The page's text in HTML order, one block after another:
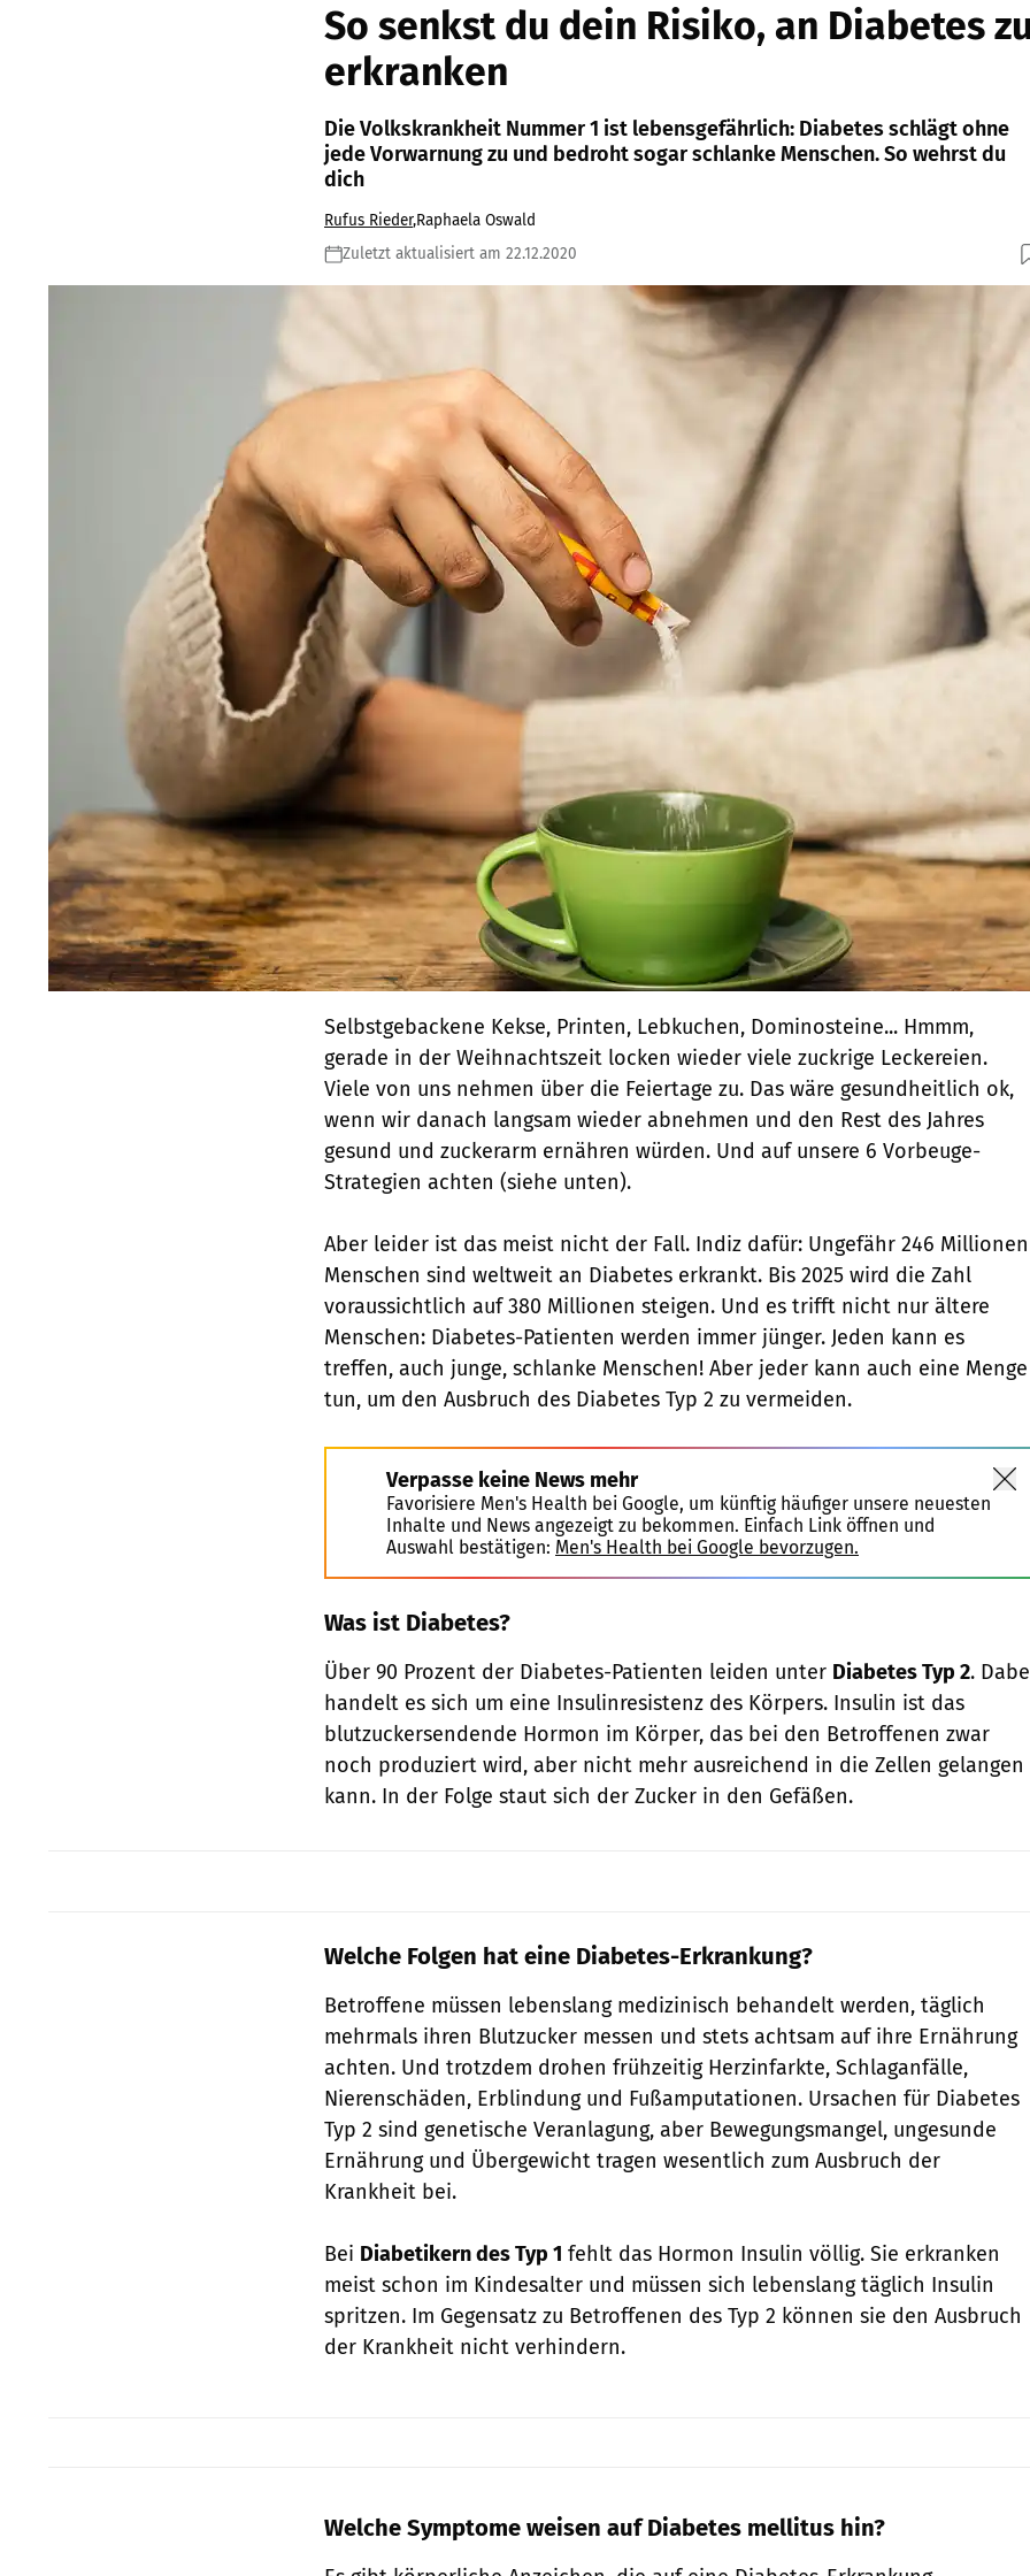
So senkst du dein Risiko, an Diabetes
erkranken
Die Volkskrankheit Nummer 1 ist lebensgefährlich: Diabetes schlägt ohne
jede Vorwarnung zu und bedroht sogar schlanke Menschen. So wehrst du
dich
Rufus Rieder,Raphaela Oswald
Zuletzt aktualisiert am 22.12.2020
Selbstgebackene Kekse, Printen, Lebkuchen, Dominosteine... Hmmm,
gerade in der Weihnachtszeit locken wieder viele zuckrige Leckereien.
Viele von uns nehmen über die Feiertage zu. Das wäre gesundheitlich ok,
wenn wir danach langsam wieder abnehmen und den Rest des Jahres
gesund und zuckerarm ernähren würden. Und auf unsere 6 Vorbeuge-
Strategien achten (siehe unten).
Aber leider ist das meist nicht der Fall. Indiz dafür: Ungefähr 246 Millionen
Menschen sind weltweit an Diabetes erkrankt. Bis 2025 wird die Zahl
voraussichtlich auf 380 Millionen steigen. Und es trifft nicht nur ältere
Menschen: Diabetes-Patienten werden immer jünger. Jeden kann es
treffen, auch junge, schlanke Menschen! Aber jeder kann auch eine Menge
tun, um den Ausbruch des Diabetes Typ 2 zu vermeiden.
Verpasse keine News mehr
Favorisiere Men's Health bei Google, um künftig häufiger unsere neuesten
Inhalte und News angezeigt zu bekommen. Einfach Link öffnen und
Auswahl bestätigen: Men's Health bei Google bevorzugen.
Was ist Diabetes?
Über 90 Prozent der Diabetes-Patienten leiden unter Diabetes Typ 2.
handelt es sich um eine Insulinresistenz des Körpers. Insulin ist das
blutzuckersendende Hormon im Körper, das bei den Betroffenen zwar
noch produziert wird, aber nicht mehr ausreichend in die Zellen gelangen
kann. In der Folge staut sich der Zucker in den Gefäßen.
Welche Folgen hat eine Diabetes-Erkrankung?
Betroffene müssen lebenslang medizinisch behandelt werden, täglich
mehrmals ihren Blutzucker messen und stets achtsam auf ihre Ernährung
achten. Und trotzdem drohen frühzeitig Herzinfarkte, Schlaganfälle,
Nierenschäden, Erblindung und Fußamputationen. Ursachen für Diabetes
Typ 2 sind genetische Veranlagung, aber Bewegungsmangel, ungesunde
Ernährung und Übergewicht tragen wesentlich zum Ausbruch der
Krankheit bei.
Bei Diabetikern des Typ 1 fehlt das Hormon Insulin völlig. Sie erkranken
meist schon im Kindesalter und müssen sich lebenslang täglich Insulin
spritzen. Im Gegensatz zu Betroffenen des Typ 2 können sie den Ausbruch
der Krankheit nicht verhindern.
Welche Symptome weisen auf Diabetes mellitus hin?